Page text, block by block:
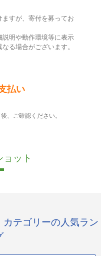
ますが、寄付を募ってお
明や動作環境等に表示
る場合がございます。
払い
、ご確認ください。
ョット
カテゴリーの人気ラン